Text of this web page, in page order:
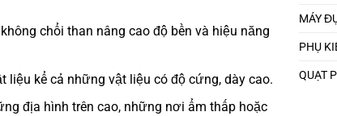
chổi than nâng cao độ bền và hiệu năng
liệu kể cả những vật liệu có độ cứng, dày cao.
địa hình trên cao, những nơi ẩm thấp hoặc
MÁY
PHỤ
QUẠT